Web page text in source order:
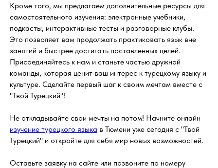
Кроме того, мы предлагаем дополнительные ресурсы для
самостоятельного изучения: электронные учебники,
подкасты, интерактивные тесты и разговорные клубы.
Это позволяет вам продолжать практиковать язык вне
занятий и быстрее достигать поставленных целей.
Присоединяйтесь к нам и станьте частью дружной
команды, которая ценит ваш интерес к турецкому языку и
культуре. Сделайте первый шаг к своим мечтам вместе с
"Твой Турецкий"!
Не откладывайте свои мечты на потом! Начните онлайн
изучение турецкого языка в Тюмени уже сегодня с "Твой
Турецкий" и откройте для себя мир новых возможностей.
Оставьте заявку на сайте или позвоните по номеру
Записаться на бесплатный урок
*Тестовый урок проводится только для
индивидуального формата обучения.
течение 20 минут и договоримся о времени
Написать в
WhatsApp